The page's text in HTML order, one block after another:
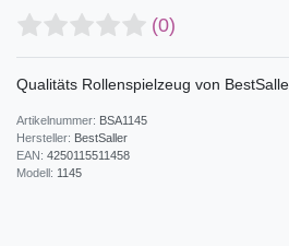
(0)
Qualitäts Rollenspielzeug von
Artikelnummer: BSA1145
Hersteller: BestSaller
EAN: 4250115511458
Modell: 1145